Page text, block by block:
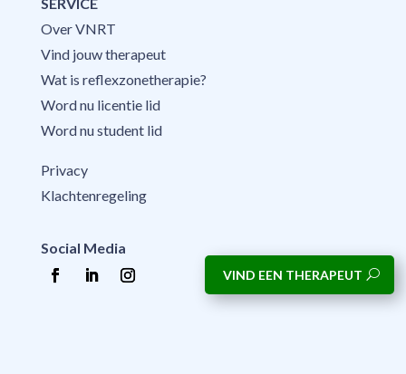
Over VNRT
Vind jouw therapeut
Wat is reflexzonetherapie?
Word nu licentie lid
Word nu student lid
Privacy
Klachtenregeling
Social Media
VIND EEN THERAPEUT